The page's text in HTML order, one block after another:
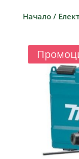
Начало/